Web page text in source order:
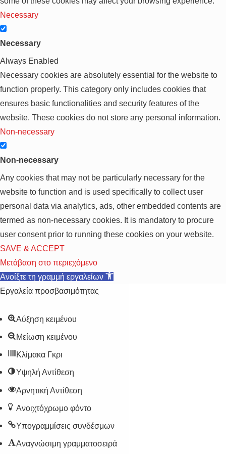
Necessary
Necessary
Always Enabled
Necessary cookies are absolutely essential for the website to
function properly. This category only includes cookies that
ensures basic functionalities and security features of the
website. These cookies do not store any personal information.
Non-necessary
Non-necessary
Any cookies that may not be particularly necessary for the
website to function and is used specifically to collect user
personal data via analytics, ads, other embedded contents are
termed as non-necessary cookies. It is mandatory to procure
user consent prior to running these cookies on your website.
SAVE & ACCEPT
Μετάβαση στο περιεχόμενο
Ανοίξτε τη γραμμή εργαλείων
Εργαλεία προσβασιμότητας
Αύξηση κειμένου
Μείωση κειμένου
Κλίμακα Γκρι
Υψηλή Αντίθεση
Αρνητική Αντίθεση
Ανοιχτόχρωμο φόντο
Υπογραμμίσεις συνδέσμων
Αναγνώσιμη γραμματοσειρά